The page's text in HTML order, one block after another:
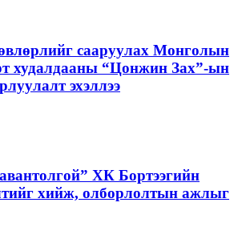
сааруулах Монголын
худалдааны “Цонжин Зах”-ын
эхэллээ
ХК Бортээгийн
хийж, олборлолтын ажлыг